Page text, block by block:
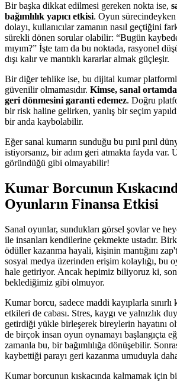
Bir başka dikkat edilmesi gereken nokta ise,
bağımlılık yapıcı etkisi. Oyun
dolayı, kullanıcılar zamanın nasıl geçtiğini
sürekli dönen sorular olabilir: “Bugün
mıyım?” İşte tam da bu noktada, rasyonel
dışı kalır ve mantıklı kararlar almak güçleşir.
Bir diğer tehlike ise, bu dijital kumar
güvenilir olmamasıdır. Kimse, sanal
geri dönmesini garanti edemez. Doğru
bir risk haline gelirken, yanlış bir seçim
bir anda kaybolabilir.
Eğer sanal kumarın sunduğu bu pırıl pırıl
istiyorsanız, bir adım geri atmakta fayda var.
göründüğü gibi olmayabilir!
Kumar Borcunun
Oyunların Finansa Etkisi
Sanal oyunlar, sundukları görsel şovlar ve
ile insanları kendilerine çekmekte ustadır.
ödüller kazanma hayali, kişinin mantığını
sosyal medya üzerinden erişim kolaylığı, bu
hale getiriyor. Ancak hepimiz biliyoruz ki,
beklediğimiz gibi olmuyor.
Kumar borcu, sadece maddi kayıplarla
etkileri de cabası. Stres, kaygı ve yalnızlık
getirdiği yükle birleşerek bireylerin hayatını
de birçok insan oyun oynamayı başlangıçta
zamanla bu, bir bağımlılığa dönüşebilir.
kaybettiği parayı geri kazanma umuduyla
Kumar borcunun kıskacında kalmamak için